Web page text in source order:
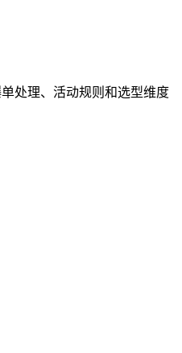
处理、活动规则和选型维度